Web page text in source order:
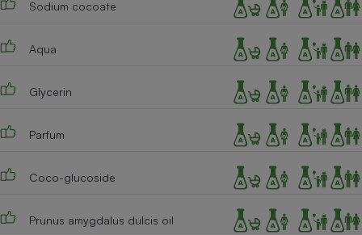
Sodium cocoate
Aqua
Glycerin
Parfum
Coco-glucoside
Prunus amygdalus dulcis oil
Plaque de cuisson à
induction
Climatiseur -
Ventilateur
Téléphone mobile -
Smartphone
Antivirus
Ventilateur